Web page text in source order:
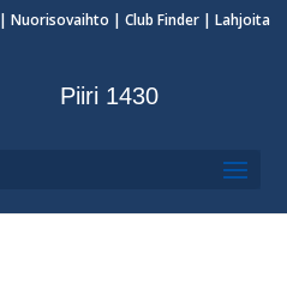
|Nuorisovaihto | Club Finder | Lahjoita
Piiri 1430